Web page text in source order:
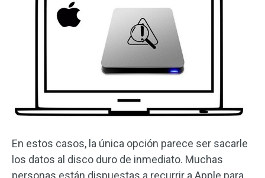
En estos casos, la única opción parece ser sacarle
los datos al disco duro de inmediato. Muchas
personas están dispuestas a recurrir a Apple para